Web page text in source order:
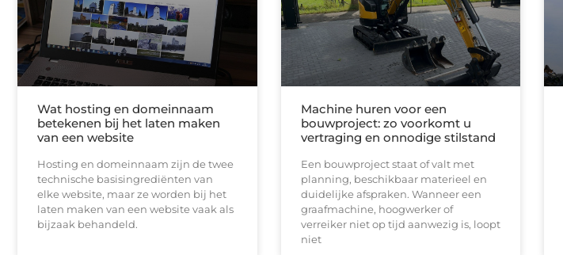
Wat hosting en domeinnaam
betekenen bij het laten maken
van een website
Hosting en domeinnaam zijn de twee
technische basisingrediënten van
elke website, maar ze worden bij het
laten maken van een website vaak als
bijzaak behandeld.
Machine huren voor een
bouwproject: zo voorkomt u
vertraging en onnodige stilstand
Een bouwproject staat of valt met
planning, beschikbaar materieel en
duidelijke afspraken. Wanneer een
graafmachine, hoogwerker of
verreiker niet op tijd aanwezig is, loopt
niet